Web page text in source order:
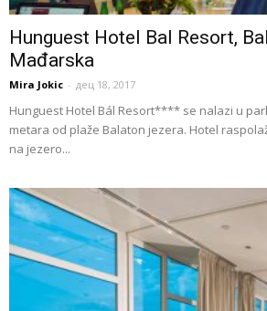
Hunguest Hotel Bal Resort,
Mađarska
Mira Jokic - дец 18, 2017
Hunguest Hotel Bál Resort**** se nalazi u
metara od plaže Balaton jezera. Hotel
na jezero...